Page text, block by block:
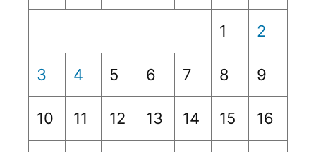
1 2
3 4 5 6 7 8 9
10 11 12 13 14 15 16